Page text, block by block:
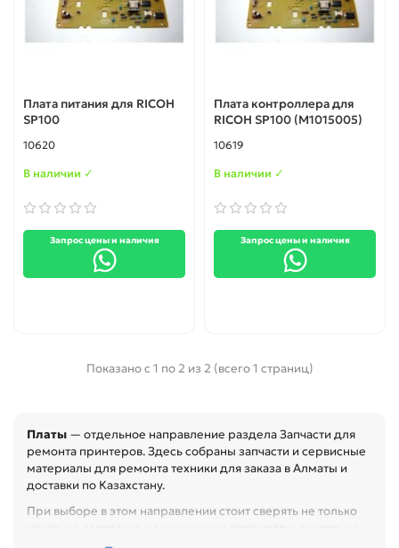
Плата питания для RICOH
SP100
10620
В наличии ✓
Запрос цены и наличия
Плата контроллера для
RICOH SP100 (M1015005)
10619
В наличии ✓
Запрос цены и наличия
Показано с 1 по 2 из 2 (всего 1 страниц)
Платы — отдельное направление раздела Запчасти для
ремонта принтеров. Здесь собраны запчасти и сервисные
материалы для ремонта техники для заказа в Алматы и
доставки по Казахстану.
При выборе в этом направлении стоит сверять не только